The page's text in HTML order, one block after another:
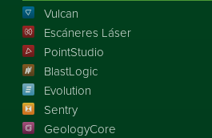
Vulcan
Escáneres Láser
PointStudio
BlastLogic
Evolution
Sentry
GeologyCore